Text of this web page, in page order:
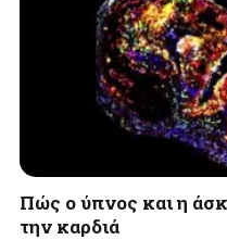
Πώς ο ύπνος και η
την καρδιά